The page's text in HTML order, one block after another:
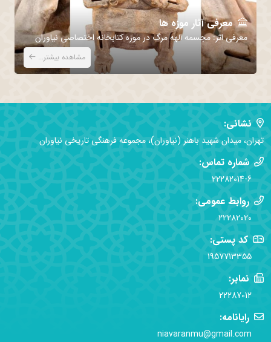
معرفی آثار موزه ها
معرفی اثر: مجسمه الهه مرگ در موزه کتابخانه اختصاصی نیاوران
مشاهده بیشتر...
نشانی:
تهران، میدان شهید باهنر (نیاوران)، مجموعه فرهنگی تاریخی نیاوران
شماره تماس:
22282014-6
روابط عمومی:
22282020
کد پستی:
1957713355
نمابر:
22287012
رایانامه:
niavaranmu@gmail.com